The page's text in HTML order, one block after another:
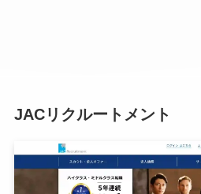
JACリクルートメント